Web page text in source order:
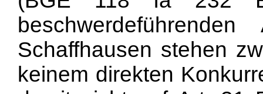
Schaffhausen stehen
keinem direkten